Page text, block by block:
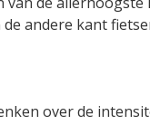
andere kant
over de